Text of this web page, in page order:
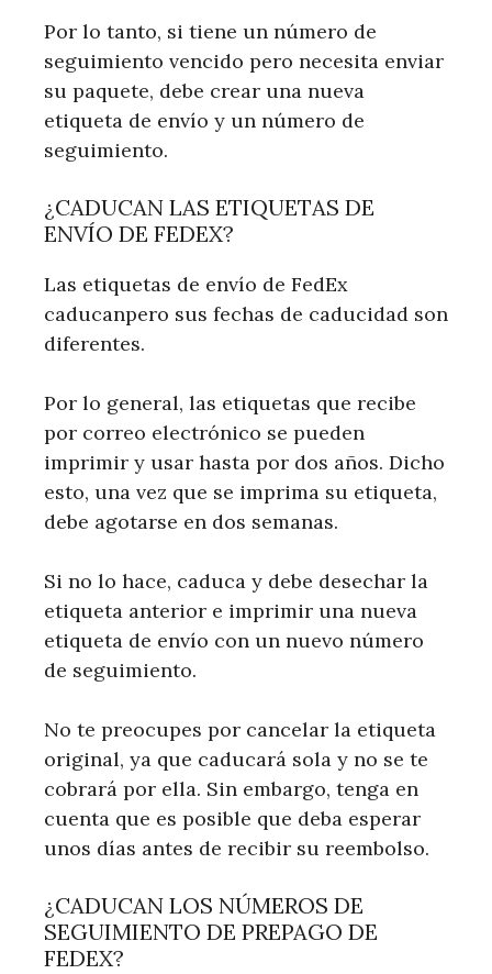
Por lo tanto, si tiene un número de
seguimiento vencido pero necesita enviar
su paquete, debe crear una nueva
etiqueta de envío y un número de
seguimiento.
¿CADUCAN LAS ETIQUETAS DE
ENVÍO DE FEDEX?
Las etiquetas de envío de FedEx
caducanpero sus fechas de caducidad son
diferentes.
Por lo general, las etiquetas que recibe
por correo electrónico se pueden
imprimir y usar hasta por dos años. Dicho
esto, una vez que se imprima su etiqueta,
debe agotarse en dos semanas.
Si no lo hace, caduca y debe desechar la
etiqueta anterior e imprimir una nueva
etiqueta de envío con un nuevo número
de seguimiento.
No te preocupes por cancelar la etiqueta
original, ya que caducará sola y no se te
cobrará por ella. Sin embargo, tenga en
cuenta que es posible que deba esperar
unos días antes de recibir su reembolso.
¿CADUCAN LOS NÚMEROS DE
SEGUIMIENTO DE PREPAGO DE
FEDEX?